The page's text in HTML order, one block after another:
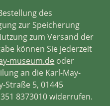
des
zur Speicherung
zum Versand der
können Sie jederzeit
museum.de oder
an die Karl-May-
Straße 5, 01445
8373010 widerrufen.